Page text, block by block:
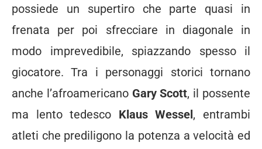
possiede un supertiro che parte quasi in
frenata per poi sfrecciare in diagonale in
modo imprevedibile, spiazzando spesso il
giocatore. Tra i personaggi storici tornano
anche l’afroamericano Gary Scott, il possente
ma lento tedesco Klaus Wessel, entrambi
atleti che prediligono la potenza a velocità ed